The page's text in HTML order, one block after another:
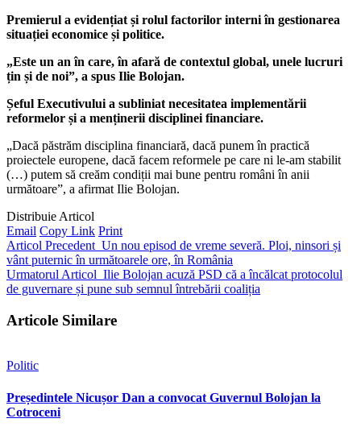
Premierul a evidențiat și rolul factorilor interni în gestionarea
situației economice și politice.
„Este un an în care, în afară de contextul global, unele lucruri
țin și de noi”, a spus Ilie Bolojan.
Șeful Executivului a subliniat necesitatea implementării
reformelor și a menținerii disciplinei financiare.
„Dacă păstrăm disciplina financiară, dacă punem în practică
proiectele europene, dacă facem reformele pe care ni le-am stabilit
(…) putem să creăm condiții mai bune pentru români în anii
următoare”, a afirmat Ilie Bolojan.
Distribuie Articol
Email Copy Link Print
Articol Precedent Un nou episod de vreme severă. Ploi, ninsori și
vânt puternic în următoarele ore, în România
Urmatorul Articol Ilie Bolojan acuză PSD că a încălcat protocolul
de guvernare și pune sub semnul întrebării coaliția
Articole Similare
Politic
Președintele Nicușor Dan a convocat Guvernul Bolojan la
Cotroceni